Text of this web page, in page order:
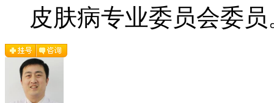
皮肤病专业委员会委